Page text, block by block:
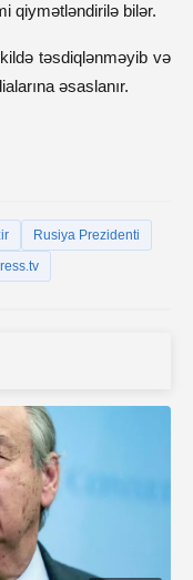
qiymətləndirilə bilər.
təsdiqlənməyib və
əsaslanır.
Rusiya Prezidenti